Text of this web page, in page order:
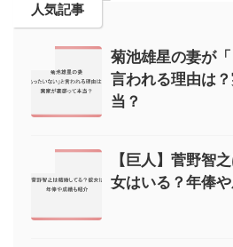
人気記事
菊池雄星の妻が
言われる理由は
当？
【巨人】菅野智
女はいる？年俸